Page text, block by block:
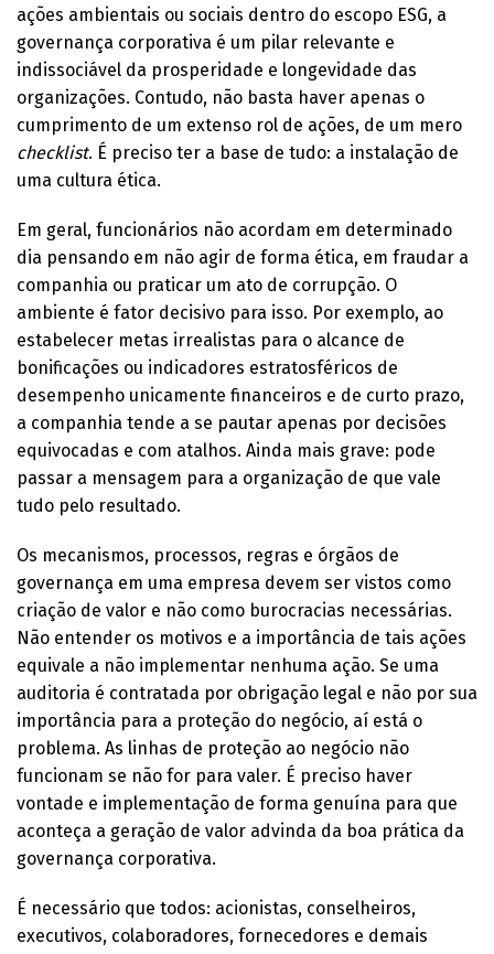
ações ambientais ou sociais dentro do escopo ESG, a
governança corporativa é um pilar relevante e
indissociável da prosperidade e longevidade das
organizações. Contudo, não basta haver apenas o
cumprimento de um extenso rol de ações, de um mero
checklist. É preciso ter a base de tudo: a instalação de
uma cultura ética.
Em geral, funcionários não acordam em determinado
dia pensando em não agir de forma ética, em fraudar a
companhia ou praticar um ato de corrupção. O
ambiente é fator decisivo para isso. Por exemplo, ao
estabelecer metas irrealistas para o alcance de
bonificações ou indicadores estratosféricos de
desempenho unicamente financeiros e de curto prazo,
a companhia tende a se pautar apenas por decisões
equivocadas e com atalhos. Ainda mais grave: pode
passar a mensagem para a organização de que vale
tudo pelo resultado.
Os mecanismos, processos, regras e órgãos de
governança em uma empresa devem ser vistos como
criação de valor e não como burocracias necessárias.
Não entender os motivos e a importância de tais ações
equivale a não implementar nenhuma ação. Se uma
auditoria é contratada por obrigação legal e não por sua
importância para a proteção do negócio, aí está o
problema. As linhas de proteção ao negócio não
funcionam se não for para valer. É preciso haver
vontade e implementação de forma genuína para que
aconteça a geração de valor advinda da boa prática da
governança corporativa.
É necessário que todos: acionistas, conselheiros,
executivos, colaboradores, fornecedores e demais